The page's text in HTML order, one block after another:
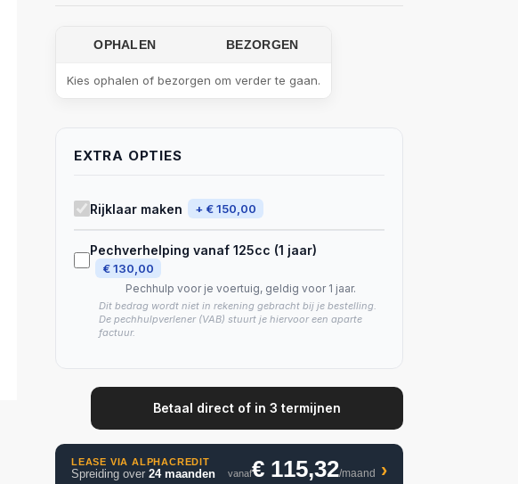
OPHALEN BEZORGEN
Kies ophalen of bezorgen om verder te gaan.
EXTRA OPTIES
Rijklaar maken + € 150,00
Pechverhelping vanaf 125cc (1 jaar)
€ 130,00
Pechhulp voor je voertuig, geldig voor 1 jaar.
Dit bedrag wordt niet in rekening gebracht bij je bestelling.
De pechhulpverlener (VAB) stuurt je hiervoor een aparte
factuur.
Betaal direct of in 3 termijnen
LEASE VIA ALPHACREDIT
Spreiding over24 maanden vanaf€ 115,32/maand ›